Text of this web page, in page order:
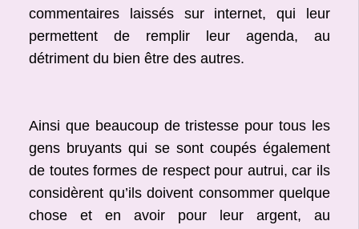
commentaires laissés sur internet, qui leur
permettent de remplir leur agenda, au
détriment du bien être des autres.
Ainsi que beaucoup de tristesse pour tous les
gens bruyants qui se sont coupés également
de toutes formes de respect pour autrui, car ils
considèrent qu’ils doivent consommer quelque
chose et en avoir pour leur argent, au